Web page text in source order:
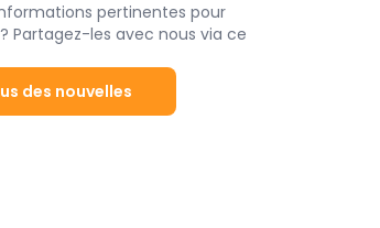
pertinentes pour
Partagez-les avec nous via ce
des nouvelles